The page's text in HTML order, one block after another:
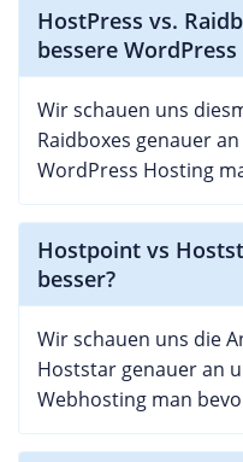
HostPress vs.
bessere
Wir schauen uns
Raidboxes genauer
WordPress Hosting
Hostpoint vs
besser?
Wir schauen uns die
Hoststar genauer an
Webhosting man